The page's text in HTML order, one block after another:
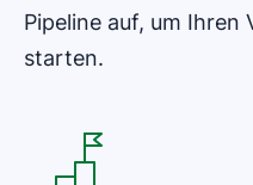
Pipeline auf, um Ihren
starten.